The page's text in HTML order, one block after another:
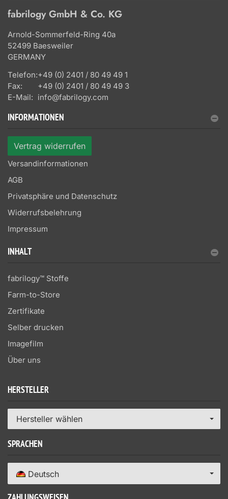
fabrilogy GmbH & Co. KG
Arnold-Sommerfeld-Ring 40a
52499 Baesweiler
GERMANY
Telefon:+49 (0) 2401 / 80 49 49 1
Fax:
+49 (0) 2401 / 80 49 49 3
E-Mail: info@fabrilogy.com
INFORMATIONEN
Vertrag widerrufen
Versandinformationen
AGB
Privatsphäre und Datenschutz
Widerrufsbelehrung
Impressum
INHALT
fabrilogy™ Stoffe
Farm-to-Store
Zertifikate
Selber drucken
Imagefilm
Über uns
HERSTELLER
Hersteller wählen
SPRACHEN
Deutsch